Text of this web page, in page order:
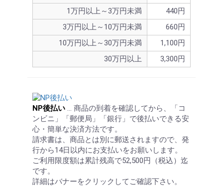
1万円以上～3万円未満
440円
3万円以上～10万円未満
660円
10万円以上～30万円未満
1,100円
30万円以上
3,300円
NP後払い … 商品の到着を確認してから、「コ
ンビニ」「郵便局」「銀行」で後払いできる安
心・簡単な決済方法です。
請求書は、商品とは別に郵送されますので、発
行から14日以内にお支払いをお願いします。
ご利用限度額は累計残高で52,500円（税込）迄
です。
詳細はバナーをクリックしてご確認下さい。